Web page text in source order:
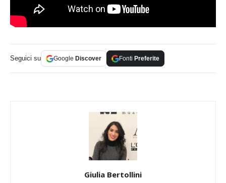
Seguici su Google Discover Fonti Preferite
Giulia Bertollini